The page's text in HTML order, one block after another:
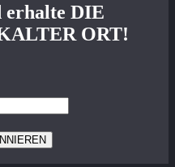
erhalte DIE
ORT!